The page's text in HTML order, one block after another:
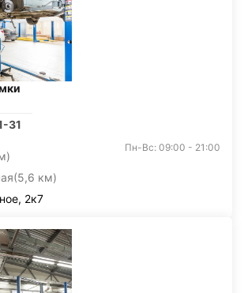
31
(5,6 км)
Пн-Вс: 09:00 - 21:00
2к7